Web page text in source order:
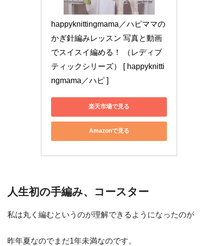
happyknittingmama／ハピママの
かぎ針編みレッスン 写真と動画
でスイスイ編める！ （レディブ
ティックシリーズ） [ happyknitti
ngmama／ハピ ]
楽天市場で見る
Amazonで見る
人生初の手編み、コースター
私は丸く編むというのが理解できるようになったのが
昨年夏なのでまだ1年未満なのです。